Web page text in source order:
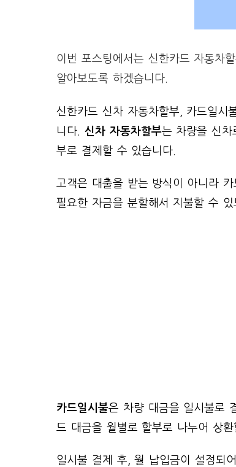
이번 포스팅에서는 신한카드 자동차
알아보도록 하겠습니다.
신한카드 신차 자동차할부, 카드일시
니다.
신차 자동차할부는 차량을 신
부로 결제할 수 있습니다.
고객은 대출을 받는 방식이 아니라
필요한 자금을 분할해서 지불할 수
카드일시불은 차량 대금을 일시불로
드 대금을 월별로 할부로 나누어 상
일시불 결제 후, 월 납입금이 설정되